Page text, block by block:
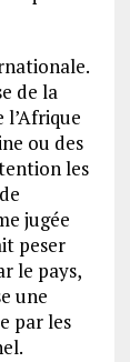
de la
l’Afrique
ou des
les
jugée
peser
le pays,
une
par les